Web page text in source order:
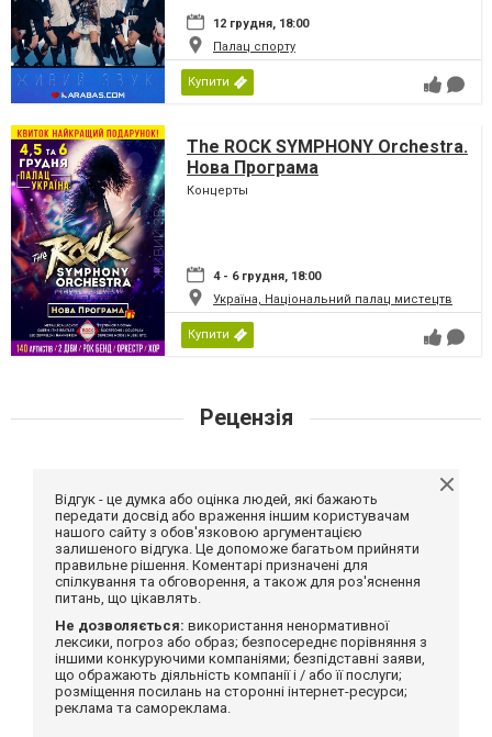
12 грудня, 18:00
Палац спорту
Купити
The ROCK SYMPHONY Orchestra.
Нова Програма
Концерты
4 - 6 грудня, 18:00
Україна, Національний палац мистецтв
Купити
Рецензія
Відгук - це думка або оцінка людей, які бажають
передати досвід або враження іншим користувачам
нашого сайту з обов'язковою аргументацією
залишеного відгука. Це допоможе багатьом прийняти
правильне рішення. Коментарі призначені для
спілкування та обговорення, а також для роз'яснення
питань, що цікавлять.
Не дозволяється: використання ненормативної
лексики, погроз або образ; безпосереднє порівняння з
іншими конкуруючими компаніями; безпідставні заяви,
що ображають діяльність компанії і / або її послуги;
розміщення посилань на сторонні інтернет-ресурси;
реклама та самореклама.